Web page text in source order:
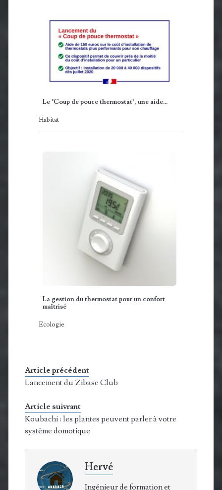
Le "Coup de pouce thermostat", une aide…
Habitat
La gestion du thermostat pour un confort
maîtrisé
Ecologie
Article précédent
Lancement du Zibase Club
Article suivrant
Koubachi : les plantes peuvent parler à votre
système domotique
Hervé
Ingénieur de formation et